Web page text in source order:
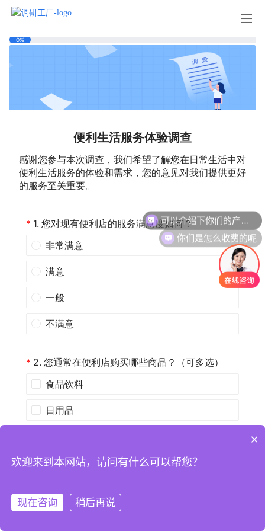
注册
你们是怎么收费的呢
×
欢迎来到本网站，请问有什么可以帮您？
现在咨询 稍后再说